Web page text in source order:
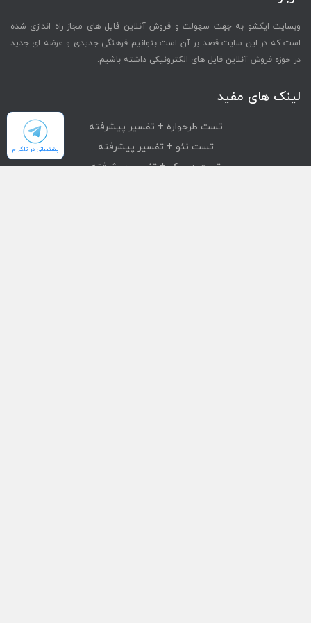
وبسایت ایکشو به جهت سهولت و فروش آنلاین فایل های مجاز راه اندازی شده
است که در این سایت قصد بر آن است بتوانیم فرهنگی جدیدی و عرضه ای جدید
در حوزه فروش آنلاین فایل های الکترونیکی داشته باشیم.
لینک های مفید
تست طرحواره + تفسیر پیشرفته
تست نئو + تفسیر پیشرفته
تست دیسک + تفسیر پیشرفته
پشتیبانی در تلگرام